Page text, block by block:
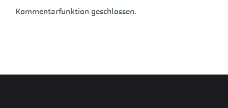
Kommentarfunktion geschlossen.